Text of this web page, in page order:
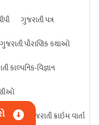
ગુજરાતી પત્ર
ગુજરાતી પૌરાણિક કથાઓ
કાલ્પનિક-વિજ્ઞાન
ગુજરાતી ક્રાઇમ વાર્તા